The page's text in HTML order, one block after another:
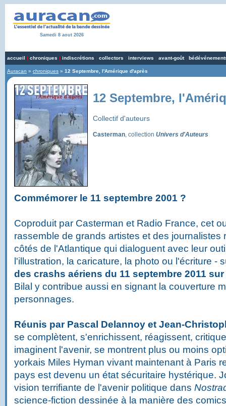
Samedi 8 aout 2026
accueil | chroniques | indiscrétions | collectors | interviews | avant-goût|
Auracan » chroniques » 12 Septembre, l'Amérique d'après
12 Septembre,
Collectif d'auteurs
Casterman, collection Univers d'Auteurs
Commémorer le 11 septembre 2001 ?
Coproduit par Casterman et Radio France, cet
rassemble de grands artistes et des journalistes
côtés de l'Atlantique qui dialoguent avec leur
l'illustration, la caricature, la photo ou l'écriture -
des crashs aériens du 11 septembre 2011
Bilal y contribue aussi en signant la couverture
personnages.
Réunis par Pascal Delannoy et Jean-
se complètent, s'enrichissent, réagissent,
imaginent l'avenir, se montrent plus ou moins
yorkais Miles Hyman vivant maintenant à Paris
pays est devenu un état sécuritaire hystérique.
vision terrifiante de l'avenir politique dans
science-fiction dessinée à la manière des